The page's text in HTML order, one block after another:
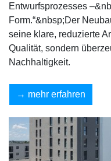
Entwurfsprozesses
Form.“&nbsp;Der
seine klare, reduzierte
Qualität, sondern
Nachhaltigkeit.
mehr erfahren